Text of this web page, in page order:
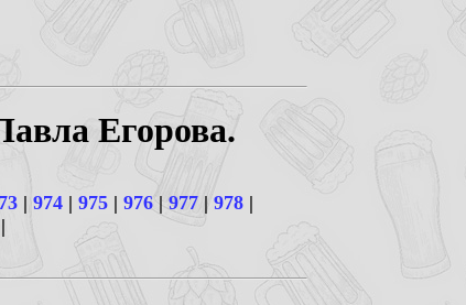
Егорова.
| 974 | 975 | 976| 977 | 978 |
|